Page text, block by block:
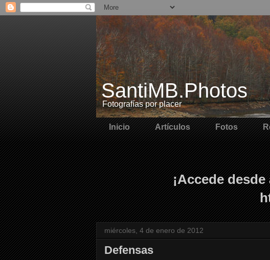
SantiMB.Photos
Fotografías por placer
Inicio Artículos Fotos
¡Accede
miércoles, 4 de enero de 2012
Defensas